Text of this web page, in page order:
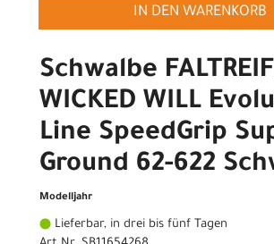
IN DEN WARENKORB
Schwalbe
WICKED WILL
Line SpeedGrip
Ground 62-622
Modelljahr
Lieferbar, in drei bis fünf Tagen